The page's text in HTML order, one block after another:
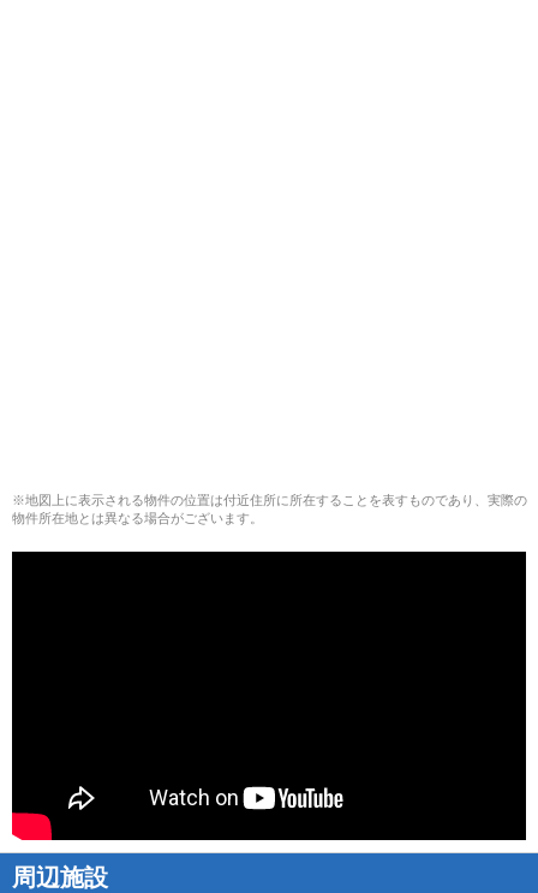
※地図上に表示される物件の位置は付近住所に所在することを表すものであり、実際の
物件所在地とは異なる場合がございます。
周辺施設